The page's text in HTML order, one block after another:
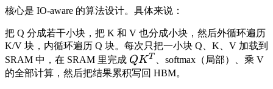
核心是 IO-aware 的算法设计。具体来说：
把 Q 分成若干小块，把 K 和 V 也分成小块，然后外循环遍历
K/V 块，内循环遍历 Q 块。每次只把一小块 Q、K、V 加载到
SRAM 中，在 SRAM 里完成 QKT
、softmax（局部）、乘 V
的全部计算，然后把结果累积写回 HBM。